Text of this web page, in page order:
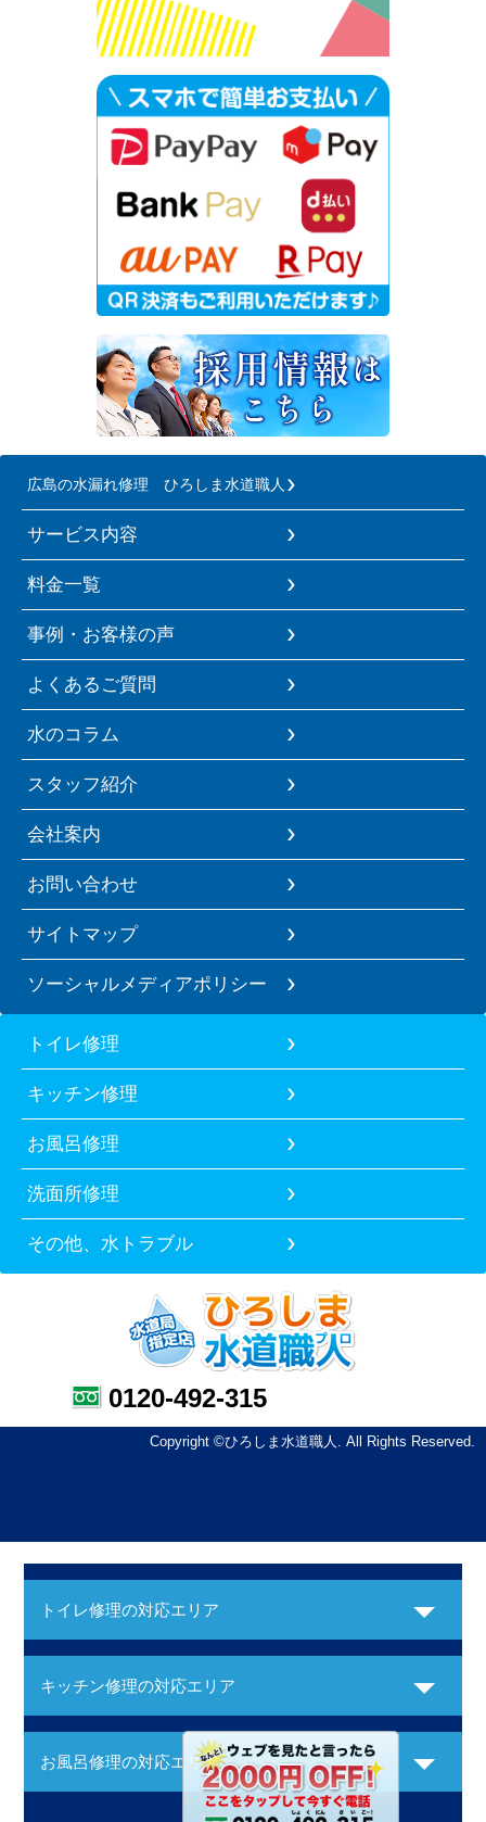
広島の水漏れ修理 ひろしま水道職人
サービス内容
料金一覧
事例・お客様の声
よくあるご質問
水のコラム
スタッフ紹介
会社案内
お問い合わせ
サイトマップ
ソーシャルメディアポリシー
トイレ修理
キッチン修理
お風呂修理
洗面所修理
その他、水トラブル
0120-492-315
Copyright ©ひろしま水道職人. All Rights Reserved.
トイレ修理の対応エリア
キッチン修理の対応エリア
お風呂修理の対応エリア